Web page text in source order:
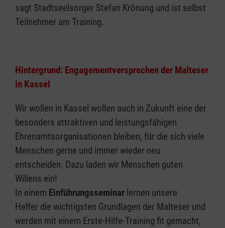
sagt Stadtseelsorger Stefan Krönung und ist selbst
Teilnehmer am Training.
Hintergrund: Engagementversprechen der Malteser
in Kassel
Wir wollen in Kassel wollen auch in Zukunft eine der
besonders attraktiven und leistungsfähigen
Ehrenamtsorganisationen bleiben, für die sich viele
Menschen gerne und immer wieder neu
entscheiden. Dazu laden wir Menschen guten
Willens ein!
In einem Einführungsseminar lernen unsere
Helfer die wichtigsten Grundlagen der Malteser und
werden mit einem Erste-Hilfe-Training fit gemacht,